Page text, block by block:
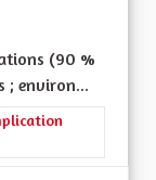
(90 %
; environ...
les soins